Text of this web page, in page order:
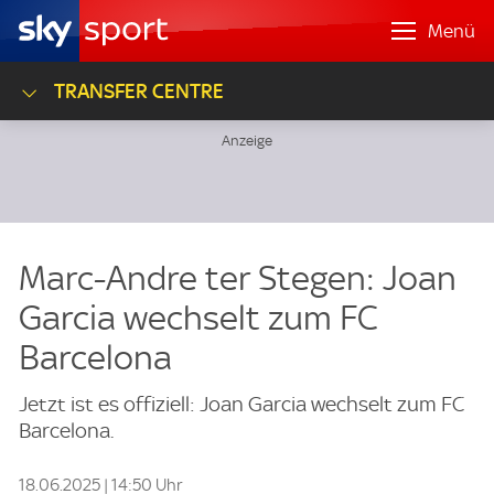
Menü
TRANSFER CENTRE
Marc-Andre ter Stegen: Joan
Garcia wechselt zum FC
Barcelona
Jetzt ist es offiziell: Joan Garcia wechselt zum FC
Barcelona.
18.06.2025 | 14:50 Uhr